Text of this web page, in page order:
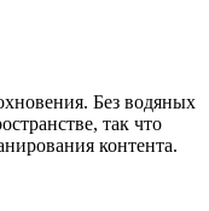
Без водяных
так что
контента.